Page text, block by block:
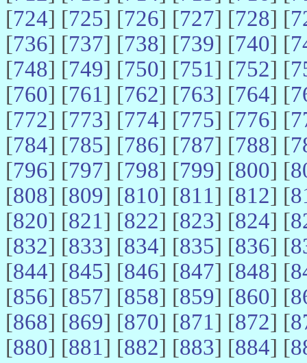
[724] [725] [726] [727] [728] [
[736] [737] [738] [739] [740] [
[748] [749] [750] [751] [752] [
[760] [761] [762] [763] [764] [
[772] [773] [774] [775] [776] [
[784] [785] [786] [787] [788] [
[796] [797] [798] [799] [800] [
[808] [809] [810] [811] [812] [
[820] [821] [822] [823] [824] [
[832] [833] [834] [835] [836] [
[844] [845] [846] [847] [848] [
[856] [857] [858] [859] [860] [
[868] [869] [870] [871] [872] [
[880] [881] [882] [883] [884] [